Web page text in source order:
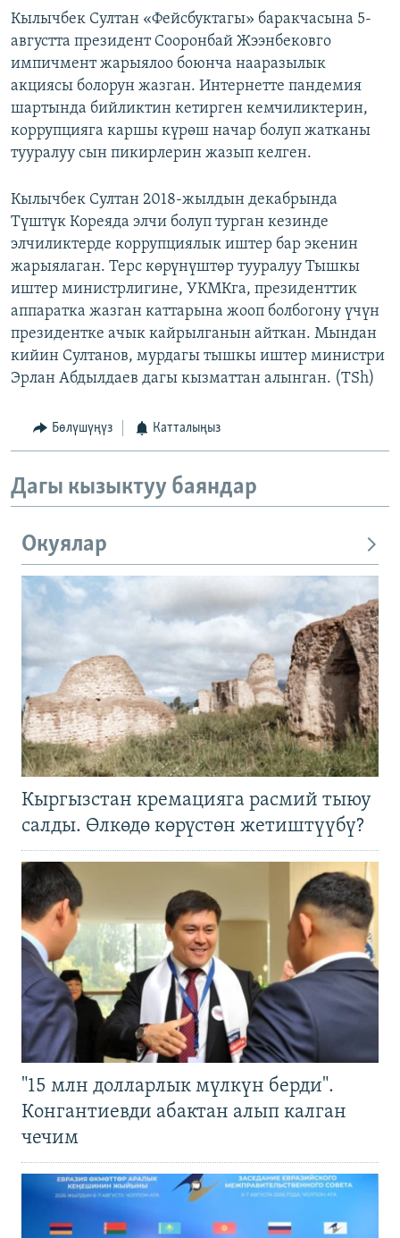
Кылычбек Султан «Фейсбуктагы» баракчасына 5-
августта президент Сооронбай Жээнбековго
импичмент жарыялоо боюнча нааразылык
акциясы болорун жазган. Интернетте пандемия
шартында бийликтин кетирген кемчиликтерин,
коррупцияга каршы күрөш начар болуп жатканы
тууралуу сын пикирлерин жазып келген.
Кылычбек Султан 2018-жылдын декабрында
Түштүк Кореяда элчи болуп турган кезинде
элчиликтерде коррупциялык иштер бар экенин
жарыялаган. Терс көрүнүштөр тууралуу Тышкы
иштер министрлигине, УКМКга, президенттик
аппаратка жазган каттарына жооп болбогону үчүн
президентке ачык кайрылганын айткан. Мындан
кийин Султанов, мурдагы тышкы иштер министри
Эрлан Абдылдаев дагы кызматтан алынган. (TSh)
Бөлүшүңүз Катталыңыз
Дагы кызыктуу баяндар
Окуялар
Кыргызстан кремацияга расмий тыюу
салды. Өлкөдө көрүстөн жетиштүүбү?
"15 млн долларлык мүлкүн берди".
Конгантиевди абактан алып калган
чечим